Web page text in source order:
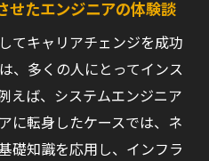
せたエンジニアの体験談
てキャリアチェンジを成功
、多くの人にとってインス
えば、システムエンジニア
に転身したケースでは、ネ
礎知識を応用し、インフラ